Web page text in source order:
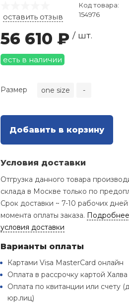
оставить отзыв
Код товара:
154976
56 610 ₽ / шт.
есть в наличии
Размер one size -
Добавить в корзину
Условия доставки
Отгрузка данного товара
склада в Москве только по
Срок доставки ~ 7-10 рабочих
момента оплаты заказа.
условия доставки
Варианты оплаты
Картами Visa MasterCard онлайн
Оплата в рассрочку картой Халва
Оплата по квитанции или счету
юр.лиц)